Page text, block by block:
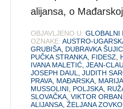
alijansa, o
OBJAVLJENO U: GLOBALNI
OZNAKE: AUSTRO-
GRUBIŠA DUBRAVKA
PUČKA STRANKA FIDESZ
IVANA MALETIĆ ,JEAN-
JOSEPH DAUL
,JUDITH
PRAVA MAĐARSKA
MUSSOLINI
POLJSKA
SLOVAČKA ,VIKTOR ORBAN
ALIJANSA ,ŽELJANA ZOVKO